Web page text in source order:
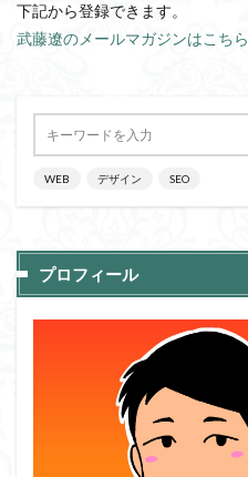
下記から登録できます。
武藤遼のメールマガジンはこちら
WEB デザイン SEO
プロフィール